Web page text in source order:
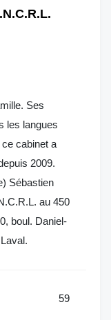
Ses
les langues
cabinet a
2009.
Sébastien
au 450
boul. Daniel-
59